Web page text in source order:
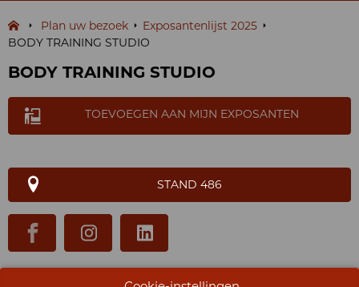
Plan uw bezoek
Exposantenlijst 2025
BODY TRAINING STUDIO
BODY TRAINING STUDIO
TOEVOEGEN AAN MIJN EXPOSANTEN
STAND 486
WEBSITE CATALOGUS